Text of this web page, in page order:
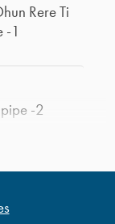
Rere Ti
-1
-2
-1